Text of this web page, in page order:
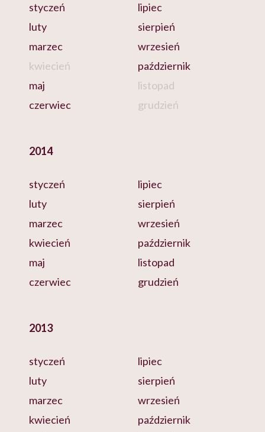
styczeń
luty
marzec
kwiecień
maj
czerwiec
lipiec
sierpień
wrzesień
październik
listopad
grudzień
2014
styczeń
luty
marzec
kwiecień
maj
czerwiec
lipiec
sierpień
wrzesień
październik
listopad
grudzień
2013
styczeń
luty
marzec
kwiecień
lipiec
sierpień
wrzesień
październik